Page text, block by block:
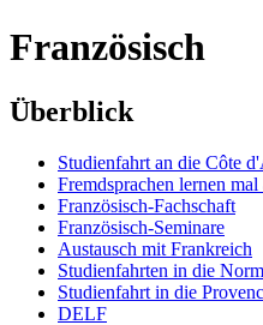
Französisch
Überblick
Studienfahrt an die Côte
Fremdsprachen lernen mal
Französisch-Fachschaft
Französisch-Seminare
Austausch mit Frankreich
Studienfahrten in die
Studienfahrt in die
DELF